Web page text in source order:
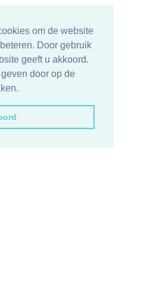
om de website
Door gebruik
geeft u akkoord.
door op de